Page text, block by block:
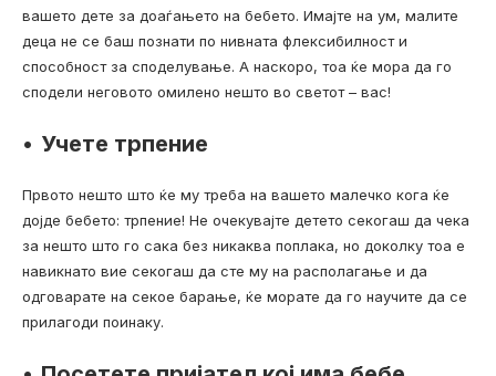
вашето дете за доаѓањето на бебето. Имајте на ум, малите
деца не се баш познати по нивната флексибилност и
способност за споделување. А наскоро, тоа ќе мора да го
сподели неговото омилено нешто во светот – вас!
• Учете трпение
Првото нешто што ќе му треба на вашето малечко кога ќе
дојде бебето: трпение! Не очекувајте детето секогаш да чека
за нешто што го сака без никаква поплака, но доколку тоа е
навикнато вие секогаш да сте му на располагање и да
одговарате на секое барање, ќе морате да го научите да се
прилагоди поинаку.